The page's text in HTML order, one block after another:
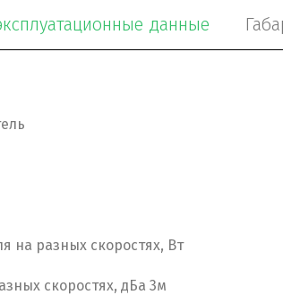
данные
на разных скоростях, Вт
скоростях, дБа 3м